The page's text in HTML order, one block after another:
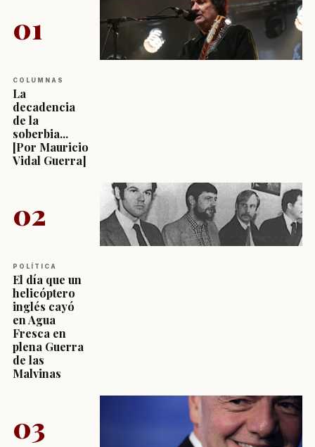
01
COLUMNAS
La
decadencia
de la
soberbia...
[Por Mauricio
Vidal Guerra]
02
POLÍTICA
El día que un
helicóptero
inglés cayó
en Agua
Fresca en
plena Guerra
de las
Malvinas
03